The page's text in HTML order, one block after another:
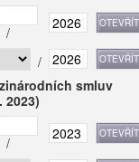
/
/
smluv
2023)
/